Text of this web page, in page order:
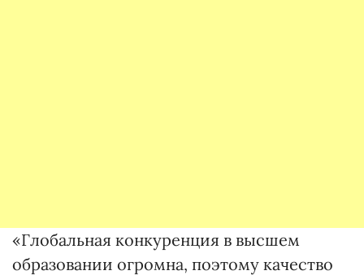
«Глобальная конкуренция в высшем
образовании огромна, поэтому качество